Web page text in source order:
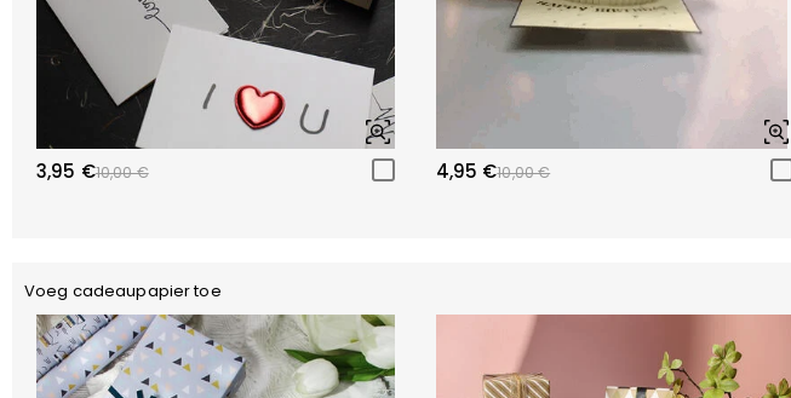
3,95 €10,00 € 4,95 €10,00 €
Voeg cadeaupapier toe